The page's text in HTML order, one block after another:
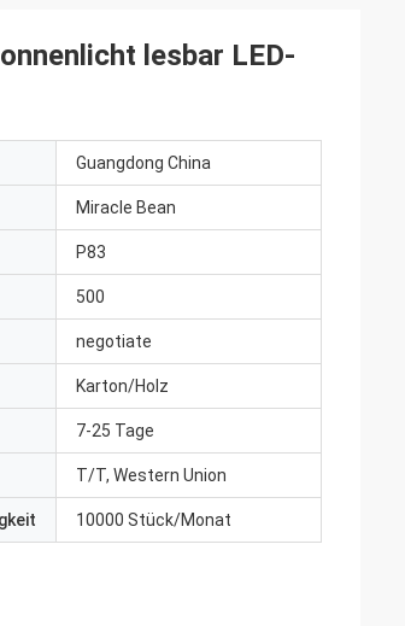
lesbar LED-
Guangdong China
Miracle Bean
P83
500
negotiate
Karton/Holz
7-25 Tage
T/T, Western Union
10000 Stück/Monat